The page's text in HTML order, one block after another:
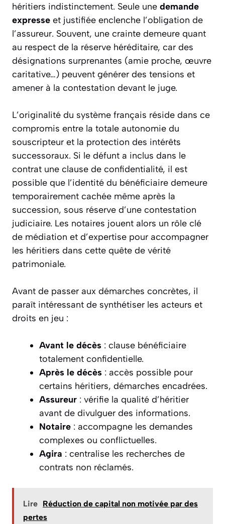
héritiers indistinctement. Seule une demande
expresse et justifiée enclenche l’obligation de
l’assureur. Souvent, une crainte demeure quant
au respect de la réserve héréditaire, car des
désignations surprenantes (amie proche, œuvre
caritative…) peuvent générer des tensions et
amener à la contestation devant le juge.
L’originalité du système français réside dans ce
compromis entre la totale autonomie du
souscripteur et la protection des intérêts
successoraux. Si le défunt a inclus dans le
contrat une clause de confidentialité, il est
possible que l’identité du bénéficiaire demeure
temporairement cachée même après la
succession, sous réserve d’une contestation
judiciaire. Les notaires jouent alors un rôle clé
de médiation et d’expertise pour accompagner
les héritiers dans cette quête de vérité
patrimoniale.
Avant de passer aux démarches concrètes, il
paraît intéressant de synthétiser les acteurs et
droits en jeu :
Avant le décès : clause bénéficiaire
totalement confidentielle.
Après le décès : accès possible pour
certains héritiers, démarches encadrées.
Assureur : vérifie la qualité d’héritier
avant de divulguer des informations.
Notaire : accompagne les demandes
complexes ou conflictuelles.
Agira : centralise les recherches de
contrats non réclamés.
Lire Réduction de capital non motivée par des
pertes